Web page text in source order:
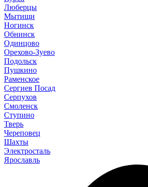
Люберцы
Мытищи
Ногинск
Обнинск
Одинцово
Орехово-Зуево
Подольск
Пушкино
Раменское
Сергиев Посад
Серпухов
Смоленск
Ступино
Тверь
Череповец
Шахты
Электросталь
Ярославль